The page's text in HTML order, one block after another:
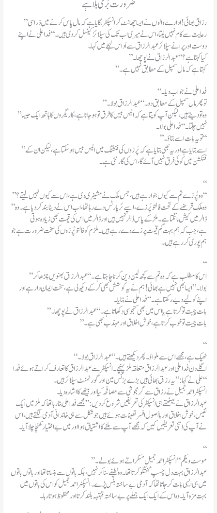
ضر ورت بُری بلا ہے
”رزاق بھائی !ادارے والوں نے ایسا چھانٹ کر انسپکٹر لگایا ہے کہ مال پاس کرنے میں ذراسی
رعایت سے کام نہیں لیتا،اس نے میری اب تک کی سپلائز کینسل کر دی ہیں۔“فدا علی نے اپنے
دوست اور پرانے سپلائر عبدالرزاق سے اُداس لہجے میں کہا۔
”کیا کہتا ہے ؟“عبدالرزاق نے پوچھا۔
”کہتا ہے کہ مال سمپل کے مطابق نہیں ہے ۔
“فدا علی نے جواب دیا۔
”تو پھر مال سمپل کے مطابق دو۔“عبدالرزاق بولا۔
”وہ تو دیتے ہیں ،لیکن آ پ کو پتا ہے کہ انیس بیس کا فرق تو ہو جاتا ہے ،کاریگروں کا ہاتھ ایک جیسا
نہیں چلتا۔“فدا علی بولا۔
”تو یہ بات اسے بتاؤ۔“
”اسے بتایا ہے اور یہ بھی بتایا ہے کہ پُرزوں کی فنشنگ میں انیس بیس ہو سکتا ہے ،لیکن ان کے
فنکشن میں کوئی فرق نہیں آئے گا ،اس کی گارنٹی ہے ۔
“
”وہ پُرزے تم سے کیوں بنوار ہے ہیں ،جس ملک نے مشینری دی ہے ،اس سے کیوں نہیں لیتے؟“
”وہ ملک قرضے کے تحت فالتو پُرزے ،اسپےئرپارٹس دے رہا تھا،اب اس نے دینا بند کر دیا ہے ۔وہ
ڈالر میں کیش مانگتا ہے ۔ملز کے پاس ڈالر نہیں ہیں اور ڈالر میں اس کی قیمت بھی زیادہ ہوتی
ہے،جب کہ ہم بہت کم قیمت پرزے دے رہے ہیں۔ملزم کو فالتو پُرزوں کی سخت ضرورت ہے جو
ہم پوری کررہے ہیں۔
“
”اس کا مطلب ہے کہ وہ تم سے کچھ لین دین کرنا چاہتا ہے ۔“عبدالرزاق بھنویں چڑھا کر
بولا۔”ایسا بھی نہیں ہے بھائی !ہم نے یہ کوشش بھی کرکے دیکھ لی ہے،سخت ایمان دار ہے اور
اپنے کولیے دیے رکھتا ہے ۔“فداعلی نے بتایا۔
”بات چیت تو کرتا ہے یا اس میں بھی کنجوسی دکھاتا ہے ۔“عبدالرزاق نے پوچھا۔
”بات چیت تو خوب کرتا ہے،خوش اخلاق اور مہذب بھی ہے۔
“
“ٹھیک ہے ،مجھے اس سے ملواؤ۔پھر دیکھتے ہیں۔“عبدالرزاق بولا۔
اگلے دن فدا علی اور عبدالرزاق متعلقہ ملز پہنچے۔انسپکٹر سے عبدالرزاق کا تعارف کراتے ہوئے فدا
علی نے کہا:”یہ رزاق بھائی ہیں بڑے بزنس مین اور گورنمنٹ سپلائرہیں۔“
انسپکٹر احمد جمیل نے رزاق سے گرمجوشی سے مصافحہ کیا اور بیٹھے کا اشارہ دیا۔
عبدالرزاق نے بیٹھتے ہی انسپکٹر کی تعریفیں شروع کر دیں:”مجھے فدا علی بتا رہا تھا کہ ملز میں ایک
نفیس،خوش اخلاق اور با اُصول افسر تعینات ہوئے ہیں جو شکل سے ہی خاندانی آدمی لگتے ہیں،اس
نے آپ کی اتنی تعریفیں کیں کہ مجھے آپ سے ملنے کا اشتیاق ہوا اور میں بے اختیار کھنچاچلا آیا۔
“
”موسٹ ویلکم“انسپکٹر احمد جمیل مسکراتے ہوئے بولے۔
عبدالرزاق بہت دل چسپ گفتگو کرتا تھا۔وہ لطیفے سنا کر نہیں ،بلکہ باتوں سے ہنساتا تھا اور باتوں باتوں
میں ہی ایسی بات کرجاتا تھا کہ آدمی بے ساختہ ہنس پڑے۔انسپکٹر احمد جمیل کو اس کی باتوں میں
بہت مزہ آیا۔وہ اس کے ایک ایک جملے پر بے ساختہ قہقہہ بلند کرتا اور محظوظ ہوتا رہا۔